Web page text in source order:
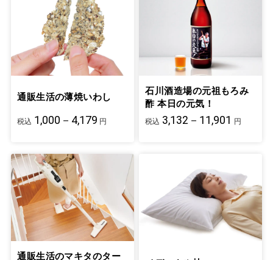
通販生活の薄焼いわし
税込 1,000－4,179 円
石川酒造場の元祖もろみ
酢 本日の元気！
税込 3,132－11,901 円
通販生活のマキタのター